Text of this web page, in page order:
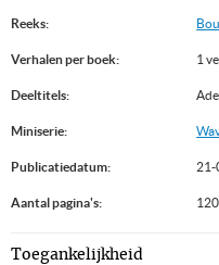
Reeks:
Verhalen per boek: 1
Deeltitels:
Miniserie:
Publicatiedatum: 21-
Aantal pagina's: 120
Toegankelijkheid